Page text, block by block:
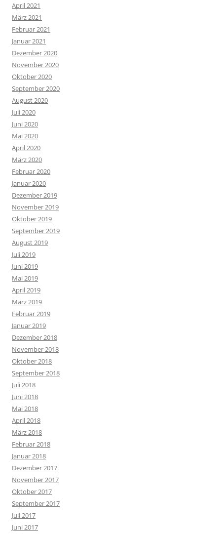
April 2021
März 2021
Februar 2021
Januar 2021
Dezember 2020
November 2020
Oktober 2020
September 2020
August 2020
Juli 2020
Juni 2020
Mai 2020
April 2020
März 2020
Februar 2020
Januar 2020
Dezember 2019
November 2019
Oktober 2019
September 2019
August 2019
Juli 2019
Juni 2019
Mai 2019
April 2019
März 2019
Februar 2019
Januar 2019
Dezember 2018
November 2018
Oktober 2018
September 2018
Juli 2018
Juni 2018
Mai 2018
April 2018
März 2018
Februar 2018
Januar 2018
Dezember 2017
November 2017
Oktober 2017
September 2017
Juli 2017
Juni 2017